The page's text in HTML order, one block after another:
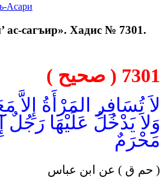
Асари
ас-сагъир». Хадис № 7301.
7301 ( صحيح )
لاَ تُسَافِرِ المَرْأَةُ
وَلاَ يَدْخُلُ عَلَيْهَا رَجُلٌ
مَحْرَمٌ
( حم ق ) عن ابن عباس